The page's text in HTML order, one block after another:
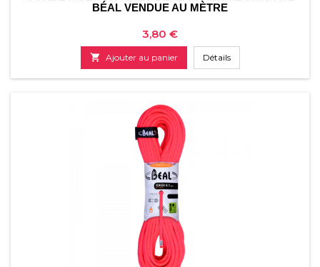
BÉAL VENDUE AU MÈTRE
Prix
3,80 €
 Ajouter au panier Détails